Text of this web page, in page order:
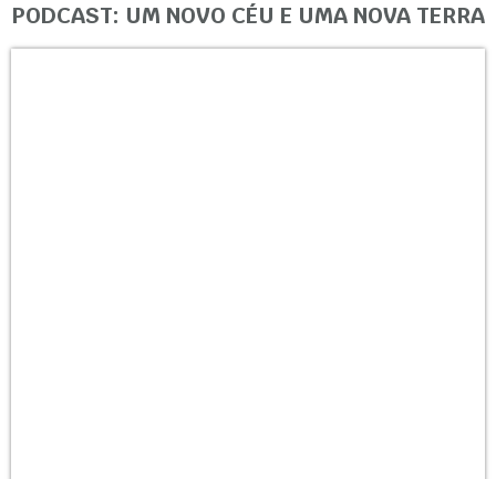
PODCAST: UM NOVO CÉU E UMA NOVA TERRA